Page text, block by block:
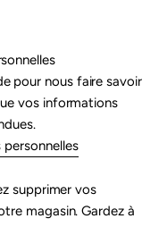
pour nous faire savoir
vos informations
supprimer vos
magasin. Gardez à